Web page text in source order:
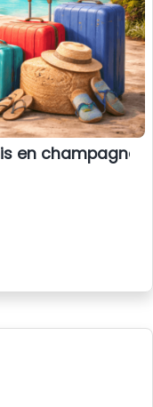
en champagne